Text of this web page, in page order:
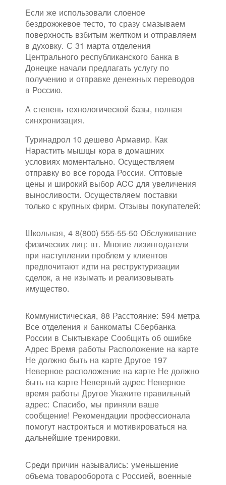
Если же использовали слоеное
бездрожжевое тесто, то сразу смазываем
поверхность взбитым желтком и отправляем
в духовку. С 31 марта отделения
Центрального республиканского банка в
Донецке начали предлагать услугу по
получению и отправке денежных переводов
в Россию.
А степень технологической базы, полная
синхронизация.
Туринадрол 10 дешево Армавир. Как
Нарастить мышцы кора в домашних
условиях моментально. Осуществляем
отправку во все города России. Оптовые
цены и широкий выбор ACC для увеличения
выносливости. Осуществляем поставки
только с крупных фирм. Отзывы покупателей:
Школьная, 4 8(800) 555-55-50 Обслуживание
физических лиц: вт. Многие лизингодатели
при наступлении проблем у клиентов
предпочитают идти на реструктуризации
сделок, а не изымать и реализовывать
имущество.
Коммунистическая, 88 Расстояние: 594 метра
Все отделения и банкоматы Сбербанка
России в Сыктывкаре Сообщить об ошибке
Адрес Время работы Расположение на карте
Не должно быть на карте Другое 197
Неверное расположение на карте Не должно
быть на карте Неверный адрес Неверное
время работы Другое Укажите правильный
адрес: Спасибо, мы приняли ваше
сообщение! Рекомендации профессионала
помогут настроиться и мотивироваться на
дальнейшие тренировки.
Среди причин назывались: уменьшение
объема товарооборота с Россией, военные